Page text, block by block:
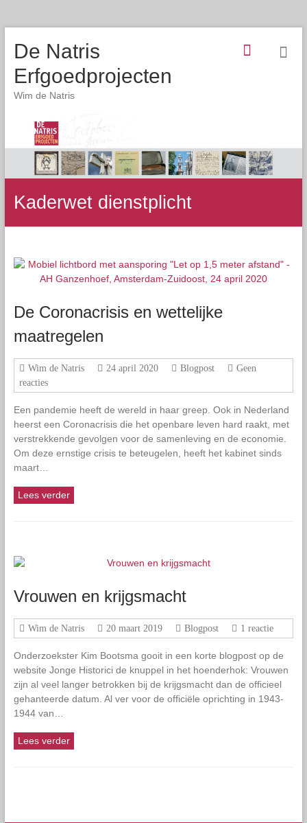
De Natris
Erfgoedprojecten
Wim de Natris
Kaderwet dienstplicht
De Coronacrisis en wettelijke
maatregelen
Wim de Natris 24 april 2020 Blogpost
Geen
reacties
Een pandemie heeft de wereld in haar greep. Ook in Nederland
heerst een Coronacrisis die het openbare leven hard raakt, met
verstrekkende gevolgen voor de samenleving en de economie.
Om deze ernstige crisis te beteugelen, heeft het kabinet sinds
maart…
Lees verder
Vrouwen en krijgsmacht
Wim de Natris 20 maart 2019 Blogpost 1 reactie
Onderzoekster Kim Bootsma gooit in een korte blogpost op de
website Jonge Historici de knuppel in het hoenderhok: Vrouwen
zijn al veel langer betrokken bij de krijgsmacht dan de officieel
gehanteerde datum. Al ver voor de officiële oprichting in 1943-
1944 van…
Lees verder